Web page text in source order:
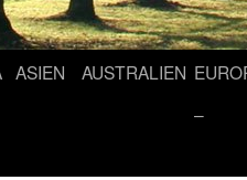
ASIEN AUSTRALIEN
–